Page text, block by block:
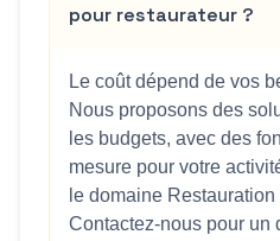
pour restaurateur ?
Le coût dépend de vos
Nous proposons des
les budgets, avec des
mesure pour votre
le domaine
Contactez-nous pour un